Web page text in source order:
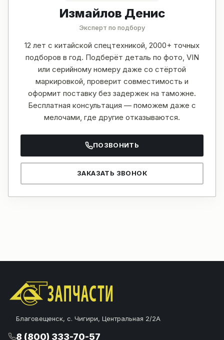
Измайлов Денис
Эксперт по подбору
12 лет с китайской спецтехникой, 2000+ точных
подборов в год. Подберёт деталь по фото, VIN
или серийному номеру даже со стёртой
маркировкой, проверит совместимость и
оформит поставку без задержек на таможне.
Бесплатная консультация — поможем даже с
мелочами, где другие отказываются.
ПОЗВОНИТЬ
ЗАКАЗАТЬ ЗВОНОК
Благовещенск, с. Чигири, Центральная 2/2А
8 (800) 333-70-57